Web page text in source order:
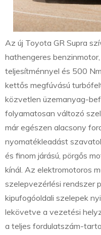
Az új Toyota GR Supra
hathengeres
teljesítménnyel és 500
kettős megfúvású
közvetlen üzemanyag-
folyamatosan változó
már egészen alacsony
nyomatékleadást
és finom járású, pörgős
kínál. Az elektromotoros
szelepvezérlési rendszer
kipufogóoldali szelepek
lekövetve a vezetési
a teljes fordulatszám-